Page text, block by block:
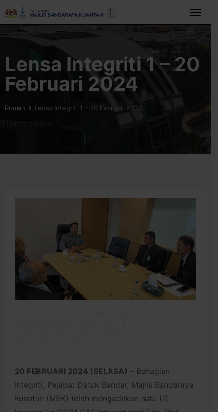
Langkau
Lensa Integriti 1 – 20
Februari 2024
Rumah Lensa Integriti 1 – 20 Februari 2024
20 FEBRUARI 2024 (SELASA) – Bahagian
Integriti, Pejabat Datuk Bandar, Majlis Bandaraya
Kuantan (MBK) telah mengadakan satu (1)